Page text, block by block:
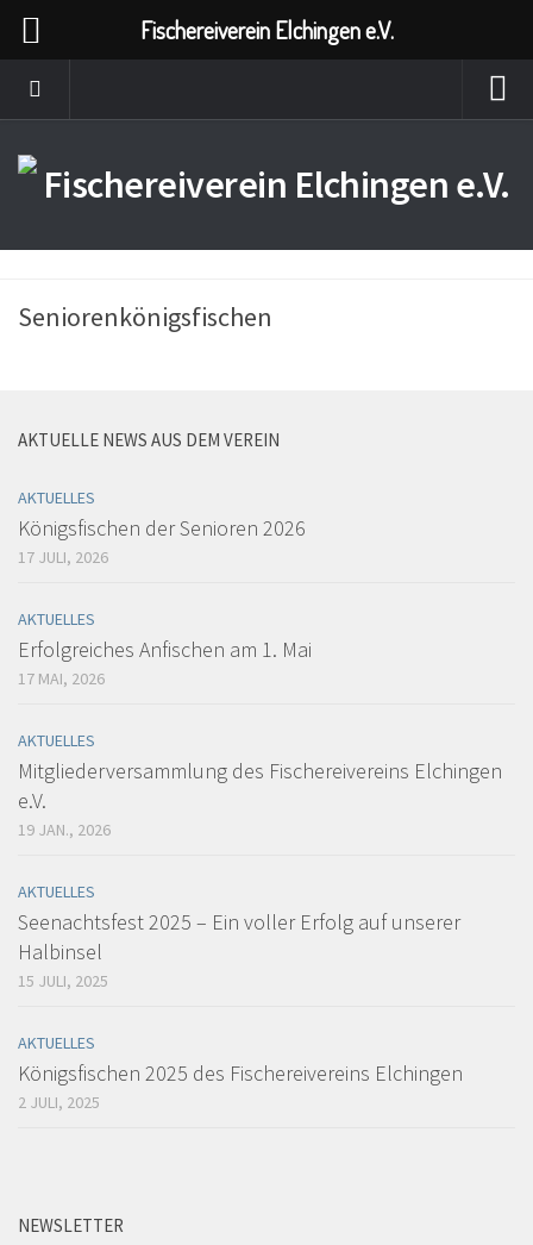
Seniorenkönigsfischen
AKTUELLE NEWS AUS DEM VEREIN
AKTUELLES
Königsfischen der Senioren 2026
17 JULI, 2026
AKTUELLES
Erfolgreiches Anfischen am 1. Mai
17 MAI, 2026
AKTUELLES
Mitgliederversammlung des Fischereivereins Elchingen
e.V.
19 JAN., 2026
AKTUELLES
Seenachtsfest 2025 – Ein voller Erfolg auf unserer
Halbinsel
15 JULI, 2025
AKTUELLES
Königsfischen 2025 des Fischereivereins Elchingen
2 JULI, 2025
NEWSLETTER
Fischereiverein Elchingen e.V.